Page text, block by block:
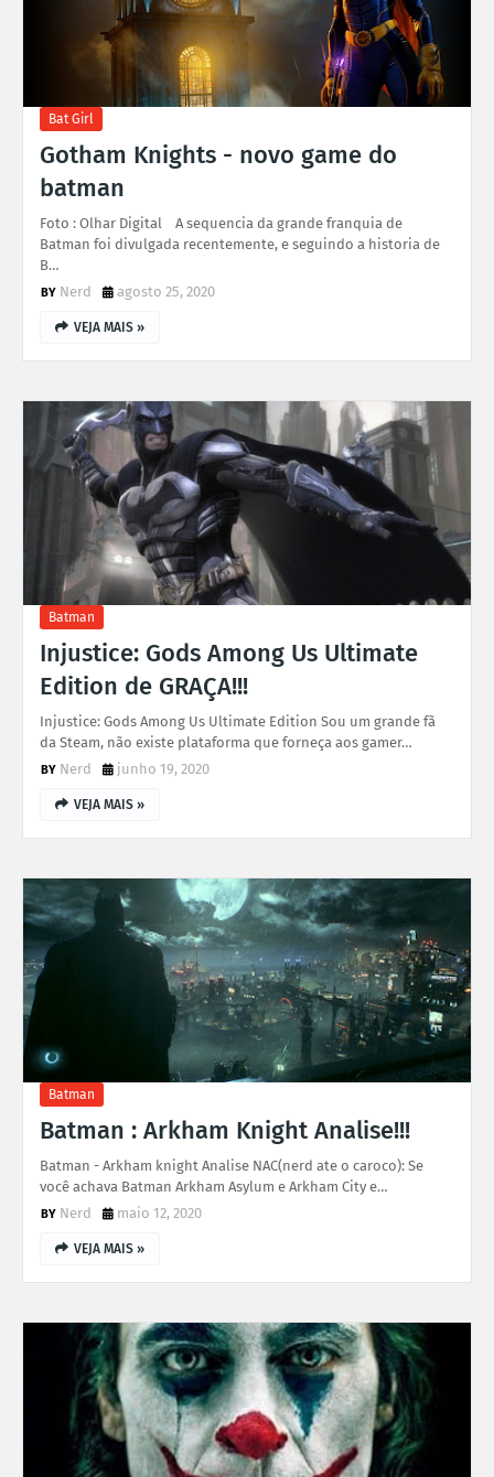
Bat Girl
Gotham Knights - novo game do
batman
Foto : Olhar Digital A sequencia da grande franquia de
Batman foi divulgada recentemente, e seguindo a historia de
B…
Nerd
agosto 25, 2020
VEJA MAIS »
Batman
Injustice: Gods Among Us Ultimate
Edition de GRAÇA!!!
Injustice: Gods Among Us Ultimate Edition Sou um grande fã
da Steam, não existe plataforma que forneça aos gamer…
Nerd
junho 19, 2020
VEJA MAIS »
Batman
Batman : Arkham Knight Analise!!!
Batman - Arkham knight Analise NAC(nerd ate o caroco): Se
você achava Batman Arkham Asylum e Arkham City e…
Nerd
maio 12, 2020
VEJA MAIS »